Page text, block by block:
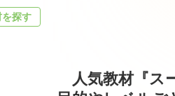
探す
人気教材『ス